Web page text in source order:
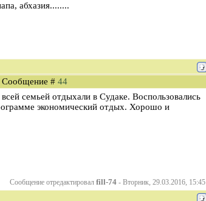
абхазия........
Сообщение # 44
семьей отдыхали в Судаке. Воспользовались
экономический отдых. Хорошо и
Сообщение отредактировал fill-74 - Вторник, 29.03.2016, 15:45